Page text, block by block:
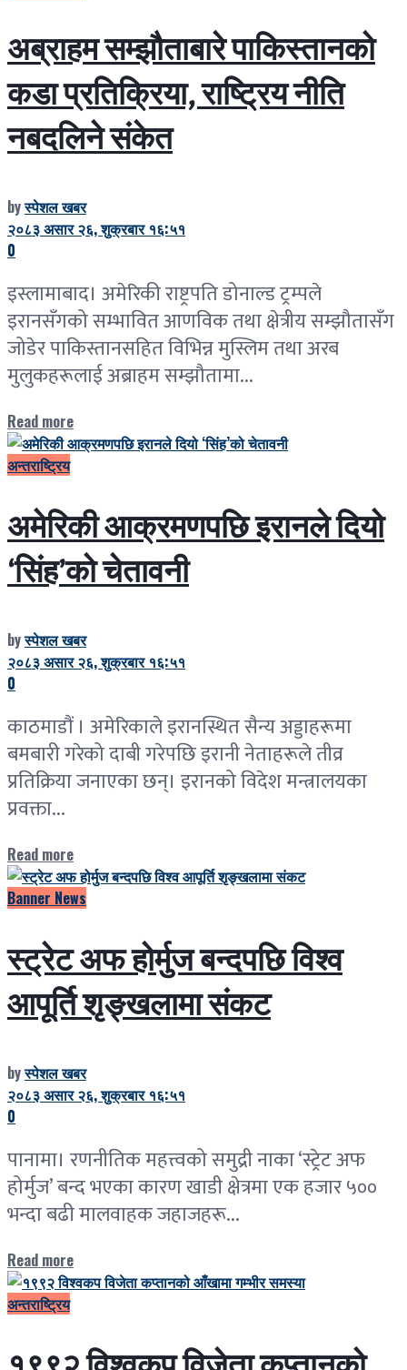
अब्राहम सम्झौताबारे पाकिस्तानको
कडा प्रतिक्रिया, राष्ट्रिय नीति
नबदलिने संकेत
byस्पेशल खबर
२०८३ असार २६, शुक्रबार १६:५१
0
इस्लामाबाद। अमेरिकी राष्ट्रपति डोनाल्ड ट्रम्पले
इरानसँगको सम्भावित आणविक तथा क्षेत्रीय सम्झौतासँग
जोडेर पाकिस्तानसहित विभिन्न मुस्लिम तथा अरब
मुलुकहरूलाई अब्राहम सम्झौतामा...
Read more
अन्तराष्ट्रिय
अमेरिकी आक्रमणपछि इरानले दियो
‘सिंह’को चेतावनी
byस्पेशल खबर
२०८३ असार २६, शुक्रबार १६:५१
0
काठमाडौं । अमेरिकाले इरानस्थित सैन्य अड्डाहरूमा
बमबारी गरेको दाबी गरेपछि इरानी नेताहरूले तीव्र
प्रतिक्रिया जनाएका छन्। इरानको विदेश मन्त्रालयका
प्रवक्ता...
Read more
Banner News
स्ट्रेट अफ होर्मुज बन्दपछि विश्व
आपूर्ति शृङ्खलामा संकट
byस्पेशल खबर
२०८३ असार २६, शुक्रबार १६:५१
0
पानामा। रणनीतिक महत्त्वको समुद्री नाका ‘स्ट्रेट अफ
होर्मुज’ बन्द भएका कारण खाडी क्षेत्रमा एक हजार ५००
भन्दा बढी मालवाहक जहाजहरू...
Read more
अन्तराष्ट्रिय